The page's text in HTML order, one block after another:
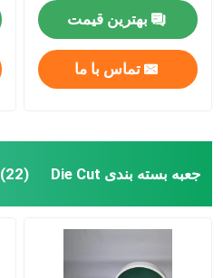
بهترین قیمت
تماس با ما
جعبه بسته بندی Die Cut (22)